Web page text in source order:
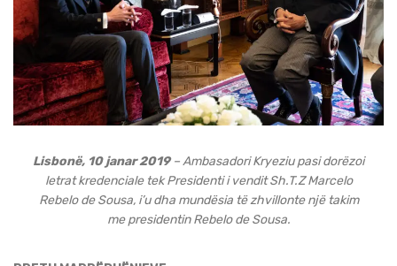
Lisbonë, 10 janar 2019– Ambasadori Kryeziu pasi dorëzoi
letrat kredenciale tek Presidenti i vendit Sh.T.Z Marcelo
Rebelo de Sousa, i’u dha mundësia të zhvillonte një takim
me presidentin Rebelo de Sousa.